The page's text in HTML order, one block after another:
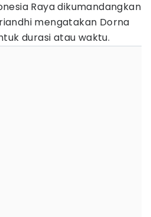
Raya dikumandangkan
mengatakan Dorna
durasi atau waktu.